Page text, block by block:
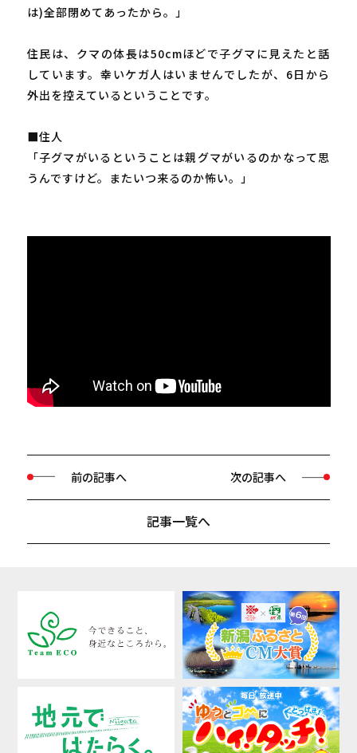
は)全部閉めてあったから。」
住民は、クマの体長は50cmほどで子グマに見えたと話
しています。幸いケガ人はいませんでしたが、6日から
外出を控えているということです。
■住人
「子グマがいるということは親グマがいるのかなって思
うんですけど。またいつ来るのか怖い。」
前の記事へ
記事一覧へ
次の記事へ